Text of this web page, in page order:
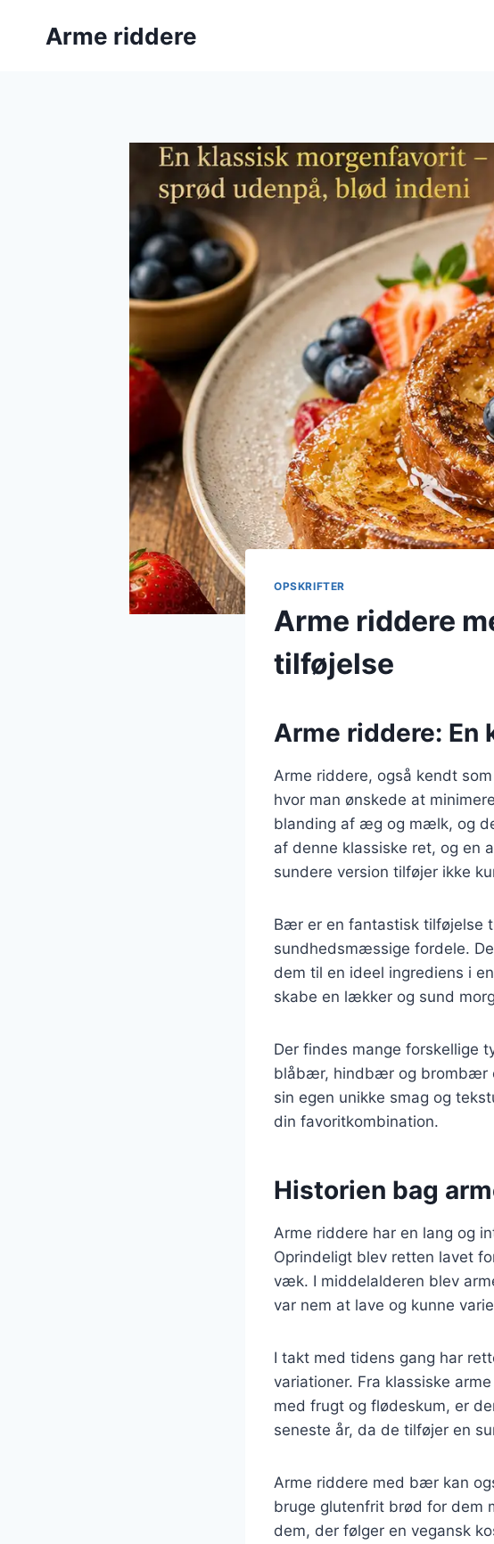
Arme riddere
OPSKRIFTER
Arme riddere
tilføjelse
Arme riddere: En
Arme riddere, også kendt
hvor man ønskede at
blanding af æg og mælk, og
af denne klassiske ret, og en
sundere version tilføjer ikke
Bær er en fantastisk tilføjelse
sundhedsmæssige fordele.
dem til en ideel ingrediens i
skabe en lækker og sund
Der findes mange forskellige
blåbær, hindbær og brombær
sin egen unikke smag og
din favoritkombination.
Historien bag
Arme riddere har en lang og
Oprindeligt blev retten lavet
væk. I middelalderen blev
var nem at lave og kunne
I takt med tidens gang har
variationer. Fra klassiske
med frugt og flødeskum, er
seneste år, da de tilføjer en
Arme riddere med bær kan
bruge glutenfrit brød for dem
dem, der følger en vegansk